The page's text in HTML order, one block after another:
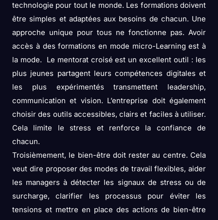
technologie pour tout le monde. Les formations doivent
être simples et adaptées aux besoins de chacun. Une
approche unique pour tous ne fonctionne pas. Avoir
accès à des formations en mode micro-Learning est à
la mode. Le mentorat croisé est un excellent outil : les
plus jeunes partagent leurs compétences digitales et
les plus expérimentés transmettent leadership,
communication et vision. L’entreprise doit également
choisir des outils accessibles, clairs et faciles à utiliser.
Cela limite le stress et renforce la confiance de
chacun.
Troisièmement, le bien-être doit rester au centre. Cela
veut dire proposer des modes de travail flexibles, aider
les managers à détecter les signaux de stress ou de
surcharge, clarifier les processus pour éviter les
tensions et mettre en place des actions de bien-être